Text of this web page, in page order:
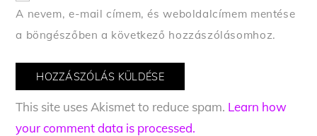
A nevem, e-mail címem, és weboldalcímem mentése
a böngészőben a következő hozzászólásomhoz.
This site uses Akismet to reduce spam. Learn how
your comment data is processed.